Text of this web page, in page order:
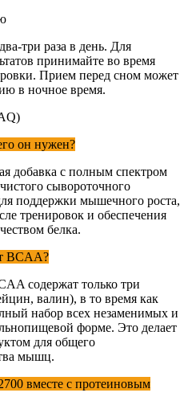
три раза в день. Для
принимайте во время
Прием перед сном может
в ночное время.
он нужен?
добавка с полным спектром
сывороточного
поддержки мышечного роста,
тренировок и обеспечения
белка.
BCAA?
содержат только три
валин), в то время как
набор всех незаменимых и
форме. Это делает
для общего
мышц.
вместе с протеиновым